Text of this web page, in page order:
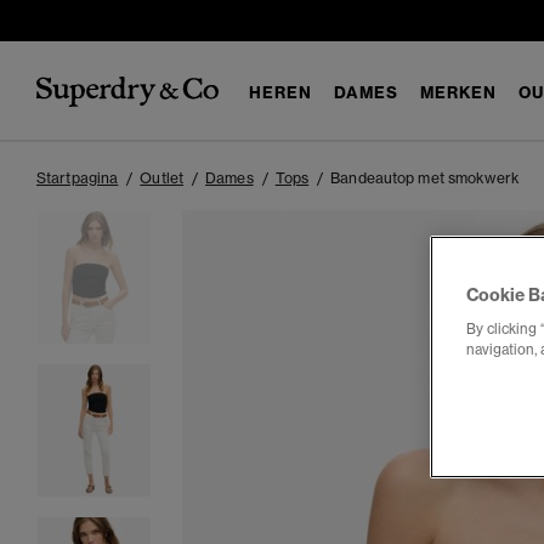
HEREN DAMES MERKEN
Startpagina Outlet Dames Tops Bandeautop met smokwerk
Cookie
By clicking
navigation,